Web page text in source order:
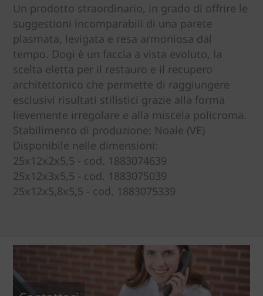
Un prodotto straordinario, in grado di offrire le
suggestioni incomparabili di una parete
plasmata, levigata e resa armoniosa dal
tempo. Dogi è un faccia a vista evoluto, la
scelta eletta per il restauro e il recupero
architettonico che permette di raggiungere
esclusivi risultati stilistici grazie alla forma
lievemente irregolare e alla miscela policroma.
Stabilimento di produzione: Noale (VE)
Disponibile nelle dimensioni:
25x12x2x5,5 - cod. 1883074639
25x12x3x5,5 - cod. 1883075039
25x12x5,8x5,5 - cod. 1883075339